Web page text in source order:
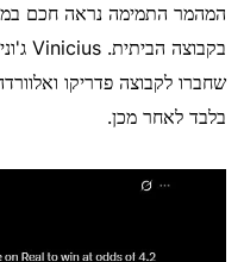
המהמר התמימה נראה חכם
שחברו לקבוצה פדריקו
בלבד לאחר מכן.